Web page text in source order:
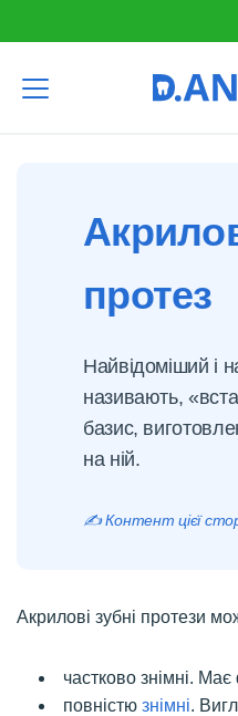
протез
Найвідоміший і
називають,
базис,
на ній.
✍️ Контент цієї
Акрилові зубні протези
частково знімні.
повністю знімні.